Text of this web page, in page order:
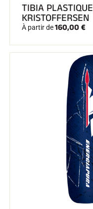
TIBIA PLASTIQUE
KRISTOFFERSEN
À partir de160,00 €